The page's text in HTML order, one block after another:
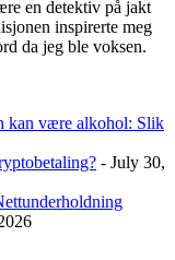
en detektiv på jakt
inspirerte meg
da jeg ble voksen.
kan være alkohol: Slik
- July 30,